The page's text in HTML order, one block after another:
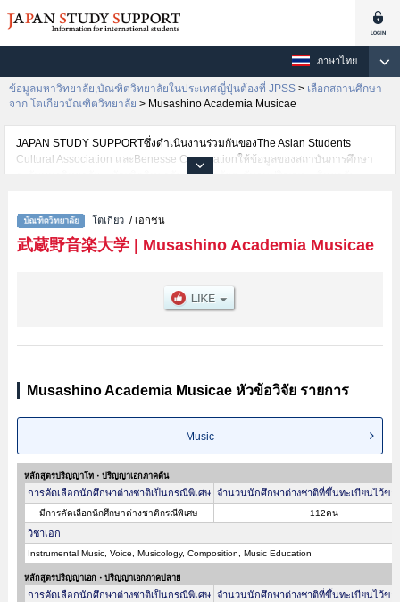
ภาษาไทย
ข้อมูลมหาวิทยาลัย,บัณฑิตวิทยาลัยในประเทศญี่ปุ่นต้องที่ JPSS > เลือกสถานศึกษา
จาก โตเกียวบัณฑิตวิทยาลัย > Musashino Academia Musicae
JAPAN STUDY SUPPORTซึ่งดำเนินงานร่วมกันของThe Asian Students
Cultural Association และBenesse Corporationให้ข้อมูลของสถาบันการศึกษา
ระดับมหาวิทยาลัย・บัณฑิตวิทยาลัย・วิทยาลัยระดับอนุปริญญา・วิทยาลัย
นักศึกษาต่างชาติเช่นMusic เป็นต้น,ข้อมูลของแต่ละสาขาวิจัย,ข้อมูลการสอบคัด
เลือกเข้าศึกษาเช่นจำนวนคนที่รับสมัครหรือจำนวนคนที่ผ่านการสอบคัดเลือก
เป็นต้น,แนะนำสถานที่,การเดินทางเป็นต้นไว้ด้วยดังนั้นขอเชิญใช้บริการค้นหา
โตเกียว/ เอกชน
武蔵野音楽大学| Musashino Academia Musicae
Musashino Academia Musicae หัวข้อวิจัย รายการ
Music
หลักสูตรปริญญาโท・ปริญญาเอกภาคต้น
การคัดเลือกนักศึกษาต่างชาติเป็นกรณีพิเศษ จำนวนนักศึกษาต่างชาติที่ขึ้นทะเบียนไว้ขอ
มีการคัดเลือกนักศึกษาต่างชาติกรณีพิเศษ 112คน
วิชาเอก
Instrumental Music, Voice, Musicology, Composition, Music Education
หลักสูตรปริญญาเอก・ปริญญาเอกภาคปลาย
การคัดเลือกนักศึกษาต่างชาติเป็นกรณีพิเศษ จำนวนนักศึกษาต่างชาติที่ขึ้นทะเบียนไว้ขอ